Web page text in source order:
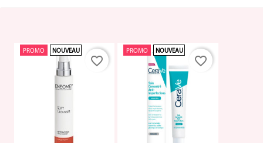
PROMO NOUVEAU
favorite_border
PROMO NOUVEAU
favorite_border